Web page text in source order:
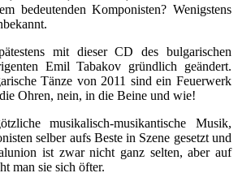
bedeutenden Komponisten? Wenigstens
mit dieser CD des bulgarischen
Emil Tabakov gründlich geändert.
Tänze von 2011 sind ein Feuerwerk
Ohren, nein, in die Beine und wie!
musikalisch-musikantische Musik,
selber aufs Beste in Szene gesetzt und
ist zwar nicht ganz selten, aber auf
man sie sich öfter.